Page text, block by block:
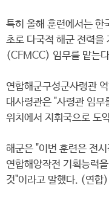
특히 올해 훈련에서는 한
초로 다국적 해군 전력을
(CFMCC) 임무를 맡는
연합해군구성군사령관
대사령관은 "사령관 임무
위치에서 지휘국으로 도
해군은 "이번 훈련은 전
연합해양작전 기획능력
것"이라고 말했다. (연합)